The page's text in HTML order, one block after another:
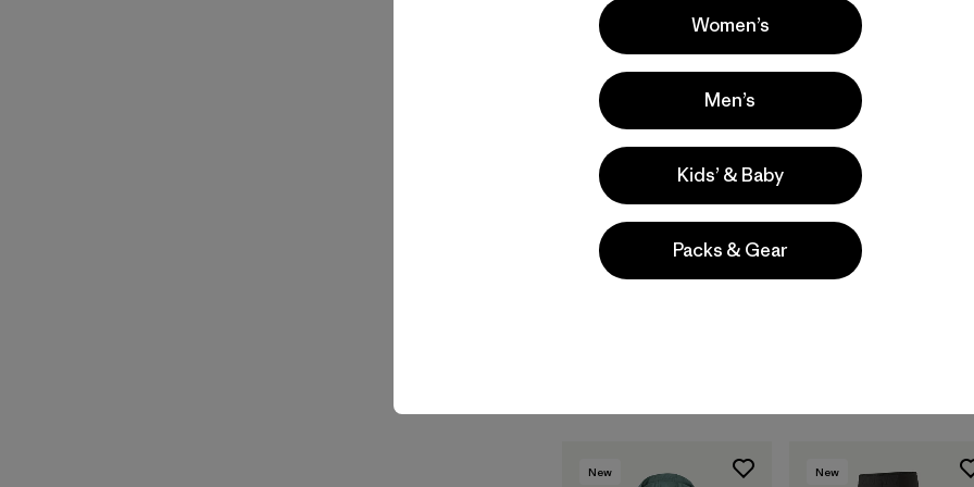
New
New New
Women’s
Men’s
Kids’ & Baby
Packs & Gear